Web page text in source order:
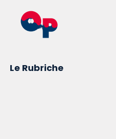
Le Rubriche